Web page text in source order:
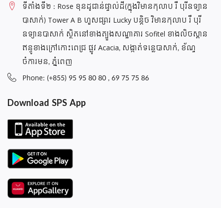
ទីតាំងទី២ : Rose ខុនដូជាន់ផ្ទាល់ដី(ក្នុងវិមានកុលាប រឺ បុរីឧទ្យាន
បាសាក់) Tower A B ហួសផ្សារ Lucky បន្តិច វិមានកុលាប រឺ បុរី
ឧទ្យានបាសាក់ ស្ថិតនៅខាងត្បួងសណ្ឋាគារ Sofitel ខាងលិចស្ពាន
ឥន្ធូខាងក្រៅកោះពេជ្រ ផ្លូវ Acacia, សង្កាត់ទន្លេបាសាក់, ខ័ណ្ទ
ចំការមន, ភ្នំពេញ
Phone: (+855) 95 95 80 80 , 69 75 75 86
Download SPS App